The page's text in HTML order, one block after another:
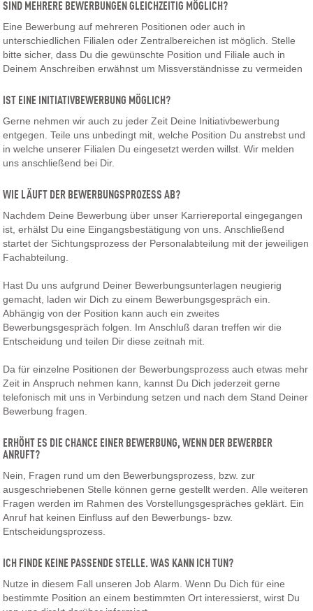
SIND MEHRERE BEWERBUNGEN GLEICHZEITIG MÖGLICH?
Eine Bewerbung auf mehreren Positionen oder auch in
unterschiedlichen Filialen oder Zentralbereichen ist möglich. Stelle
bitte sicher, dass Du die gewünschte Position und Filiale auch in
Deinem Anschreiben erwähnst um Missverständnisse zu vermeiden
IST EINE INITIATIVBEWERBUNG MÖGLICH?
Gerne nehmen wir auch zu jeder Zeit Deine Initiativbewerbung
entgegen. Teile uns unbedingt mit, welche Position Du anstrebst und
in welche unserer Filialen Du eingesetzt werden willst. Wir melden
uns anschließend bei Dir.
WIE LÄUFT DER BEWERBUNGSPROZESS AB?
Nachdem Deine Bewerbung über unser Karriereportal eingegangen
ist, erhälst Du eine Eingangsbestätigung von uns. Anschließend
startet der Sichtungsprozess der Personalabteilung mit der jeweiligen
Fachabteilung.
Hast Du uns aufgrund Deiner Bewerbungsunterlagen neugierig
gemacht, laden wir Dich zu einem Bewerbungsgespräch ein.
Abhängig von der Position kann auch ein zweites
Bewerbungsgespräch folgen. Im Anschluß daran treffen wir die
Entscheidung und teilen Dir diese zeitnah mit.
Da für einzelne Positionen der Bewerbungsprozess auch etwas mehr
Zeit in Anspruch nehmen kann, kannst Du Dich jederzeit gerne
telefonisch mit uns in Verbindung setzen und nach dem Stand Deiner
Bewerbung fragen.
ERHÖHT ES DIE CHANCE EINER BEWERBUNG, WENN DER BEWERBER
ANRUFT?
Nein, Fragen rund um den Bewerbungsprozess, bzw. zur
ausgeschriebenen Stelle können gerne gestellt werden. Alle weiteren
Fragen werden im Rahmen des Vorstellungsgespräches geklärt. Ein
Anruf hat keinen Einfluss auf den Bewerbungs- bzw.
Entscheidungsprozess.
ICH FINDE KEINE PASSENDE STELLE. WAS KANN ICH TUN?
Nutze in diesem Fall unseren Job Alarm. Wenn Du Dich für eine
bestimmte Position an einem bestimmten Ort interessierst, wirst Du